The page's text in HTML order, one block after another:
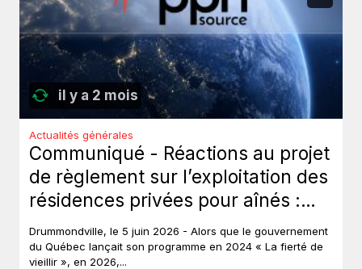
il y a 2 mois
Actualités générales
Communiqué - Réactions au projet
de règlement sur l’exploitation des
résidences privées pour aînés :
Les aînés ont-ils toujours leur droit
de parole?
Drummondville, le 5 juin 2026 - Alors que le gouvernement
du Québec lançait son programme en 2024 « La fierté de
vieillir », en 2026,...